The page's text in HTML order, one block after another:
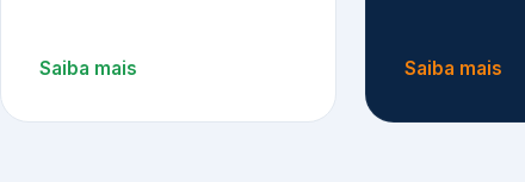
Saiba mais Saiba mais